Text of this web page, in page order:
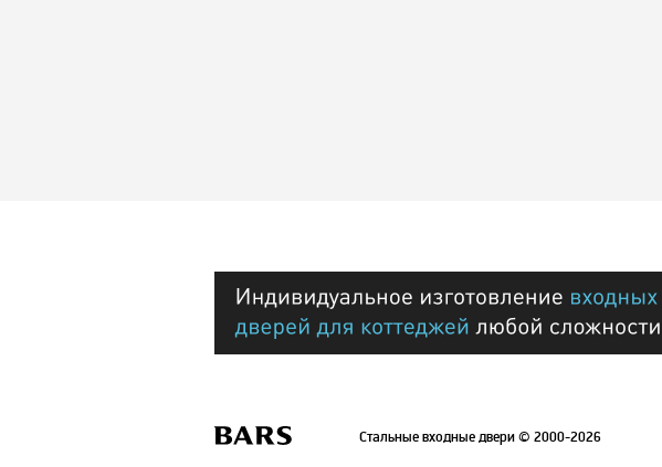
Стальные входные двери© 2000-2026